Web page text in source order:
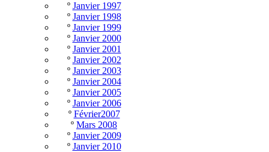
º Janvier 1997
º Janvier 1998
º Janvier 1999
º Janvier 2000
º Janvier 2001
º Janvier 2002
º Janvier 2003
º Janvier 2004
º Janvier 2005
º Janvier 2006
º Février2007
º Mars 2008
º Janvier 2009
º Janvier 2010